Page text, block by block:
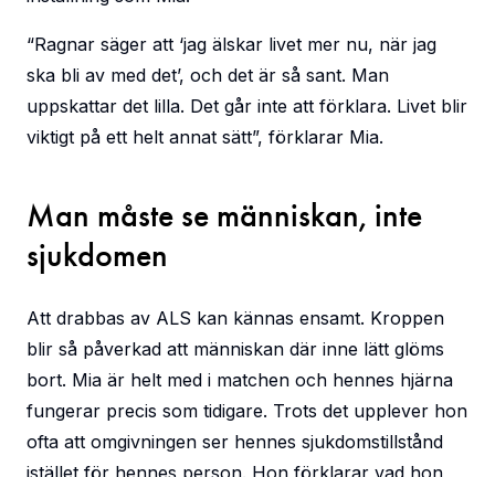
“Ragnar säger att ‘jag älskar livet mer nu, när jag
ska bli av med det’, och det är så sant. Man
uppskattar det lilla. Det går inte att förklara. Livet blir
viktigt på ett helt annat sätt”, förklarar Mia.
Man måste se människan, inte
sjukdomen
Att drabbas av ALS kan kännas ensamt. Kroppen
blir så påverkad att människan där inne lätt glöms
bort. Mia är helt med i matchen och hennes hjärna
fungerar precis som tidigare. Trots det upplever hon
ofta att omgivningen ser hennes sjukdomstillstånd